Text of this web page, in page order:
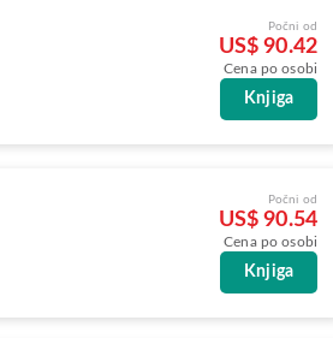
Počni od
US$ 90.42
Cena po osobi
Knjiga
Počni od
US$ 90.54
Cena po osobi
Knjiga